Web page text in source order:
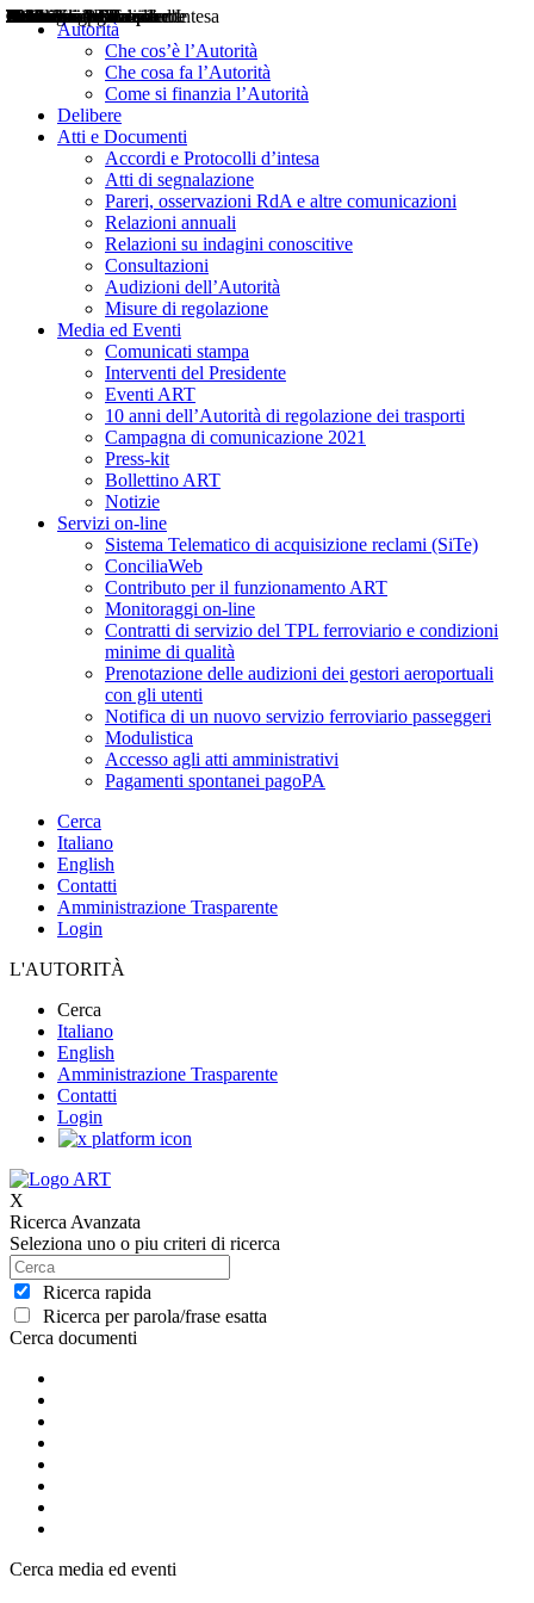
Autorità
Che cos’è l’Autorità
Che cosa fa l’Autorità
Come si finanzia l’Autorità
Delibere
Atti e Documenti
Accordi e Protocolli d’intesa
Atti di segnalazione
Pareri, osservazioni RdA e altre comunicazioni
Relazioni annuali
Relazioni su indagini conoscitive
Consultazioni
Audizioni dell’Autorità
Misure di regolazione
Media ed Eventi
Comunicati stampa
Interventi del Presidente
Eventi ART
10 anni dell’Autorità di regolazione dei trasporti
Campagna di comunicazione 2021
Press-kit
Bollettino ART
Notizie
Servizi on-line
Sistema Telematico di acquisizione reclami (SiTe)
ConciliaWeb
Contributo per il funzionamento ART
Monitoraggi on-line
Contratti di servizio del TPL ferroviario e condizioni
minime di qualità
Prenotazione delle audizioni dei gestori aeroportuali
con gli utenti
Notifica di un nuovo servizio ferroviario passeggeri
Modulistica
Accesso agli atti amministrativi
Pagamenti spontanei pagoPA
Cerca
Italiano
English
Contatti
Amministrazione Trasparente
Login
L'AUTORITÀ
Cerca
Italiano
English
Amministrazione Trasparente
Contatti
Login
X
Ricerca Avanzata
Seleziona uno o piu criteri di ricerca
Ricerca rapida
Ricerca per parola/frase esatta
Cerca documenti
Delibere
Pareri
Consultazioni
Audizioni
Atti di Segnalazione
Accordi e Protocolli d'Intesa
Relazioni annuali
Misure di regolazione
Cerca media ed eventi
Notizie
Comunicati Stampa
Bollettini ART
Convegni ART
Interviste del Presidente
Articoli in primo piano
Interventi del Presidente
2004
2005
2010
2013
2014
2015
2016
2017
2018
2019
202
2020
2021
2022
2023
2024
2025
2026
Aereo
Marittimo
Terrestre